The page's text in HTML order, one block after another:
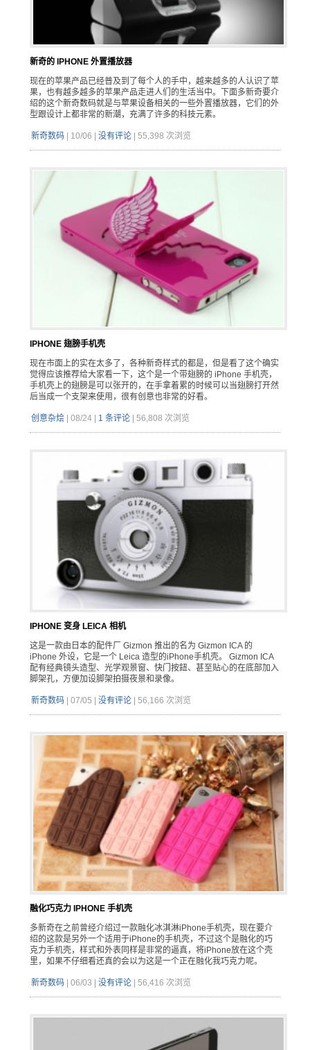
新奇的 IPHONE 外置播放器
现在的苹果产品已经普及到了每个人的手中，越来越多的人认识了苹
果，也有越多越多的苹果产品走进人们的生活当中。下面多新奇要介
绍的这个新奇数码就是与苹果设备相关的一些外置播放器，它们的外
型跟设计上都非常的新潮，充满了许多的科技元素。
新奇数码| 10/06 | 没有评论| 55,398 次浏览
IPHONE 翅膀手机壳
现在市面上的实在太多了，各种新奇样式的都是，但是看了这个确实
觉得应该推荐给大家看一下，这个是一个带翅膀的 iPhone 手机壳，
手机壳上的翅膀是可以张开的，在手拿着累的时候可以当翅膀打开然
后当成一个支架来使用，很有创意也非常的好看。
创意杂烩| 08/24| 1 条评论| 56,808 次浏览
IPHONE 变身 LEICA 相机
这是一款由日本的配件厂 Gizmon 推出的名为 Gizmon ICA 的
iPhone 外设，它是一个 Leica 造型的iPhone手机壳。 Gizmon ICA
配有经典镜头造型、光学观景窗、快门按鈕、甚至贴心的在底部加入
脚架孔，方便加设脚架拍摄夜景和录像。
新奇数码| 07/05 没有评论| 56,166 次浏览
融化巧克力 IPHONE 手机壳
多新奇在之前曾经介绍过一款融化冰淇淋iPhone手机壳，现在要介
绍的这款是另外一个适用于iPhone的手机壳，不过这个是融化的巧
克力手机壳，样式和外表同样是非常的逼真，将iPhone放在这个壳
里，如果不仔细看还真的会以为这是一个正在融化我巧克力呢。
新奇数码| 06/03 没有评论| 56,416 次浏览